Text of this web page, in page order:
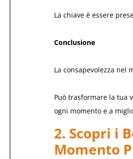
La chiave è essere
Conclusione
La consapevolezza nel
Può trasformare la tua
ogni momento e a
2. Scopri i
Momento